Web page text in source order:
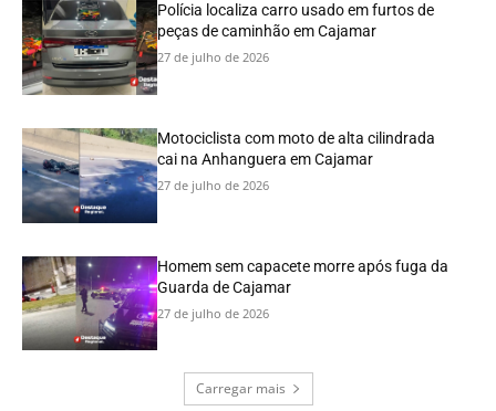
Polícia localiza carro usado em furtos de
peças de caminhão em Cajamar
27 de julho de 2026
Motociclista com moto de alta cilindrada
cai na Anhanguera em Cajamar
27 de julho de 2026
Homem sem capacete morre após fuga da
Guarda de Cajamar
27 de julho de 2026
Carregar mais